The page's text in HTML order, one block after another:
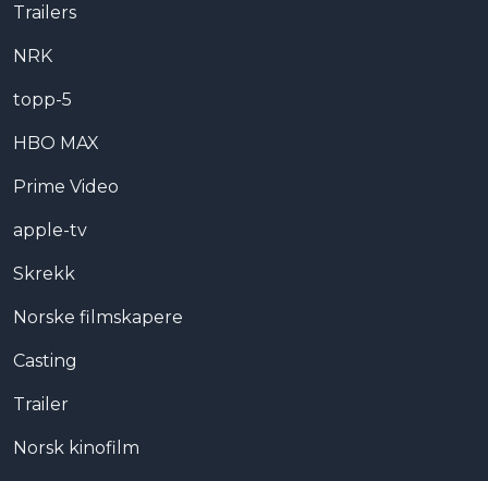
Trailers
NRK
topp-5
HBO MAX
Prime Video
apple-tv
Skrekk
Norske filmskapere
Casting
Trailer
Norsk kinofilm